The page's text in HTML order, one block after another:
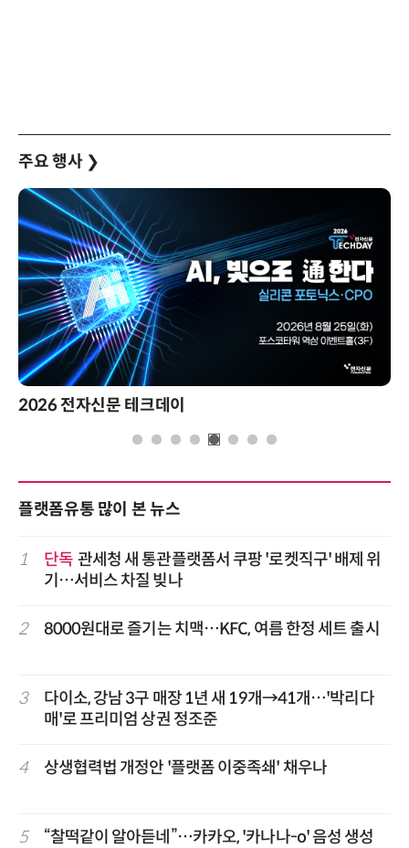
주요 행사 ❯
2026 전자신문 테크데이
플랫폼유통 많이 본 뉴스
1 단독 관세청 새 통관플랫폼서 쿠팡 '로켓직구' 배제 위
기…서비스 차질 빚나
2 8000원대로 즐기는 치맥…KFC, 여름 한정 세트 출시
3
다이소, 강남 3구 매장 1년 새 19개→41개…'박리다
매'로 프리미엄 상권 정조준
4 상생협력법 개정안 '플랫폼 이중족쇄' 채우나
5
“찰떡같이 알아듣네”…카카오, '카나나-o' 음성 생성